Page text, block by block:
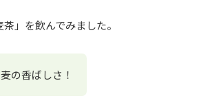
」を飲んでみました。
の香ばしさ！